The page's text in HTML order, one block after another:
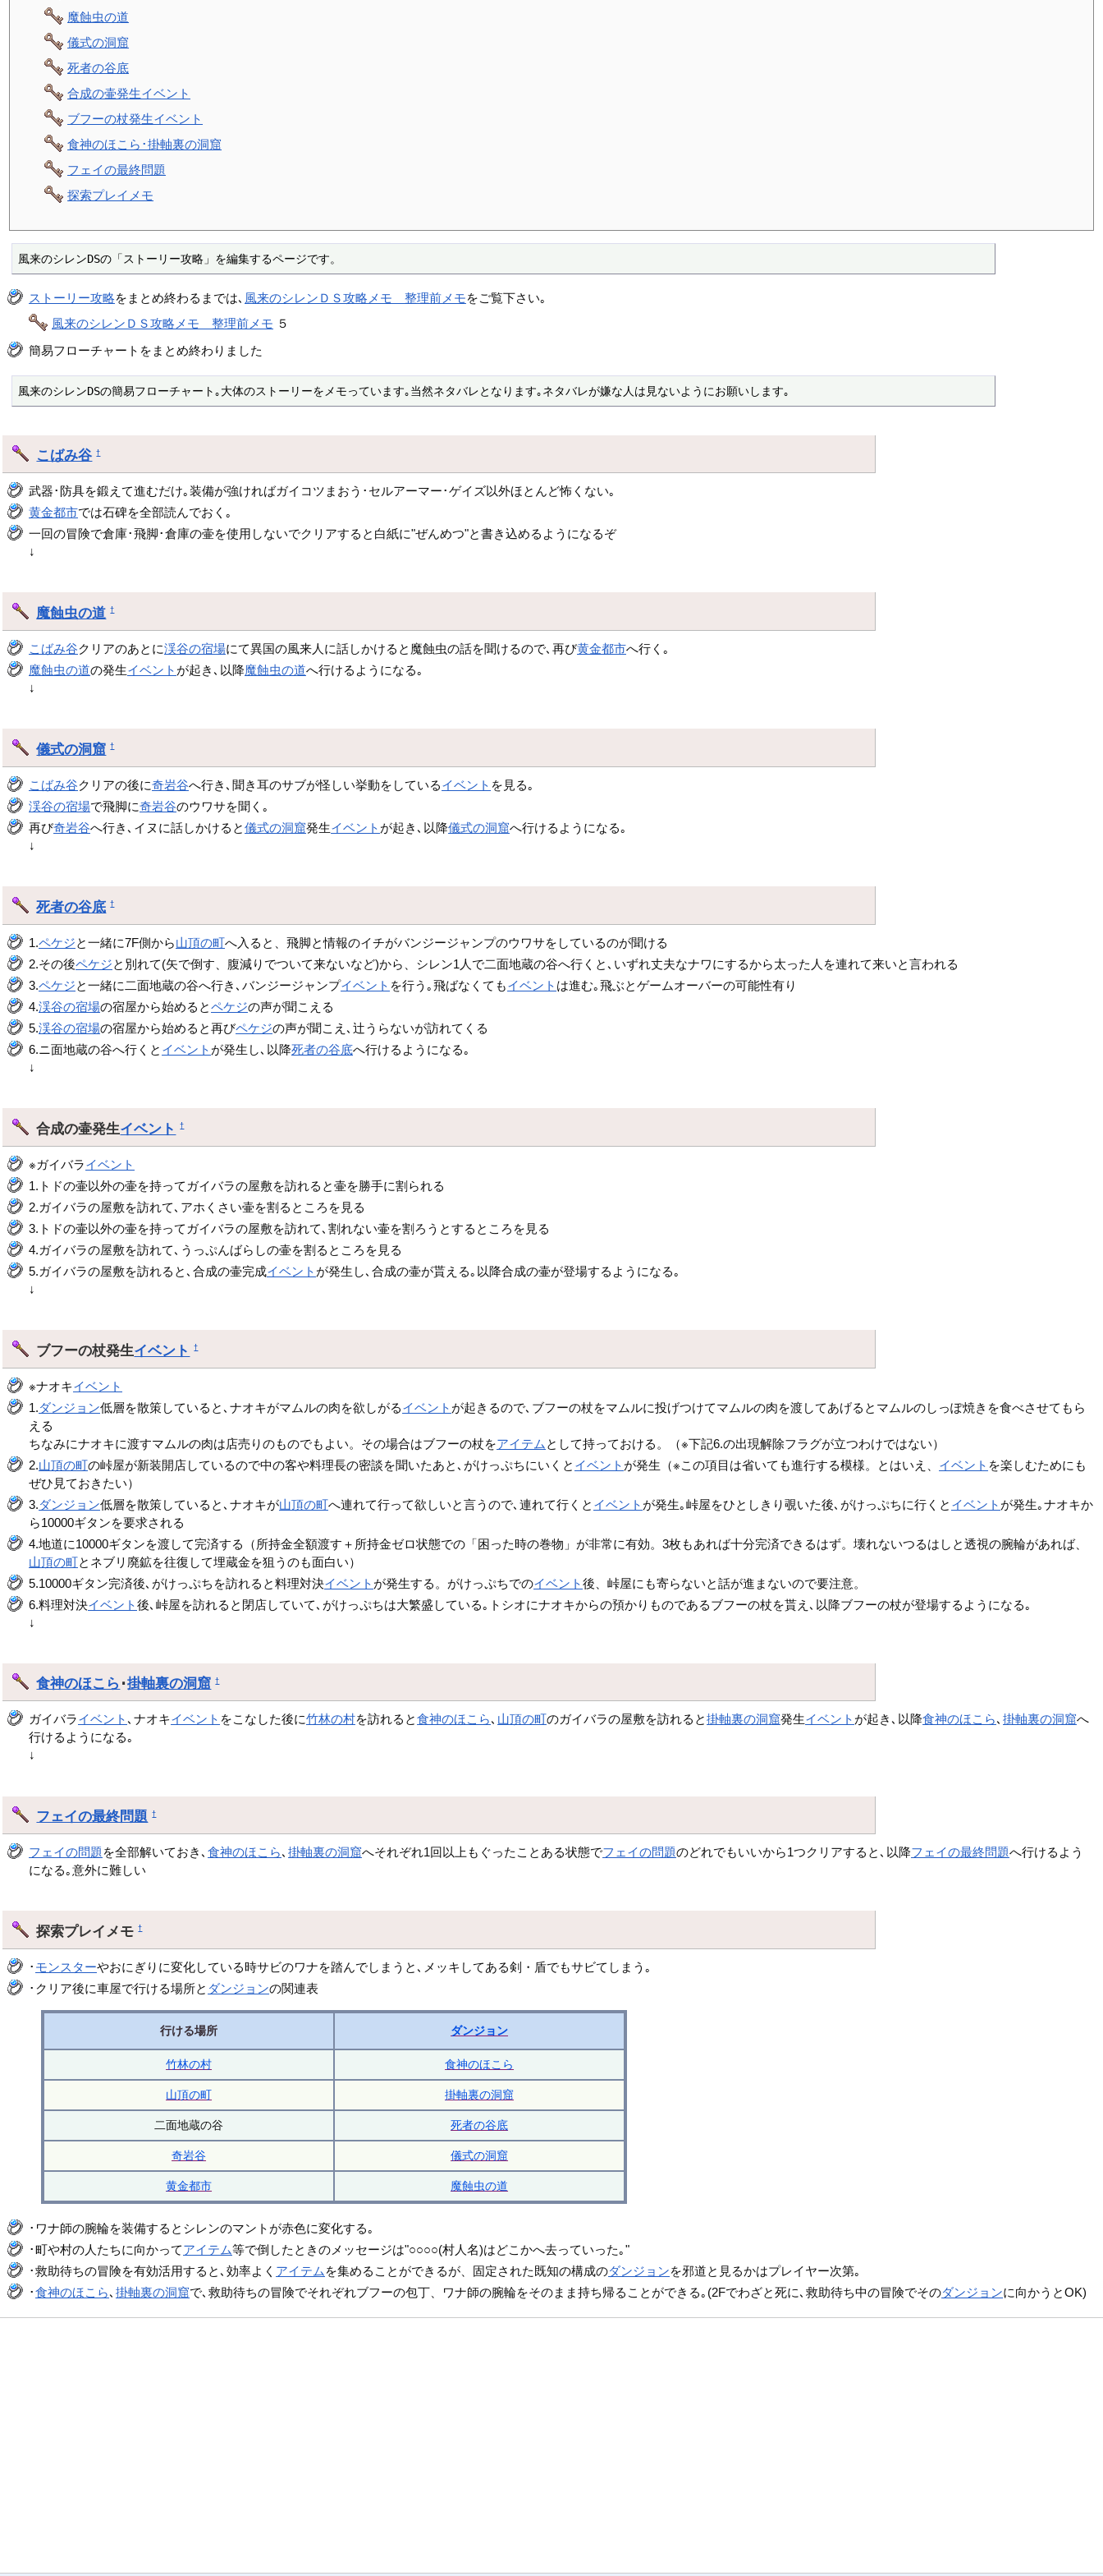
魔蝕虫の道
儀式の洞窟
死者の谷底
合成の壷発生イベント
ブフーの杖発生イベント
食神のほこら･掛軸裏の洞窟
フェイの最終問題
探索プレイメモ
風来のシレンDSの「ストーリー攻略」を編集するページです。
ストーリー攻略をまとめ終わるまでは､ 風来のシレンＤＳ攻略メモ 整理前メモをご覧下さい｡
風来のシレンＤＳ攻略メモ 整理前メモ ５
簡易フローチャートをまとめ終わりました
風来のシレンDSの簡易フローチャート｡大体のストーリーをメモっています｡当然ネタバレとなります｡ネタバレが嫌な人は見ないようにお願いします｡
こばみ谷 †
武器･防具を鍛えて進むだけ｡装備が強ければガイコツまおう･セルアーマー･ゲイズ以外ほとんど怖くない｡
黄金都市では石碑を全部読んでおく｡
一回の冒険で倉庫･飛脚･倉庫の壷を使用しないでクリアすると白紙に"ぜんめつ"と書き込めるようになるぞ
↓
魔蝕虫の道 †
こばみ谷クリアのあとに渓谷の宿場にて異国の風来人に話しかけると魔蝕虫の話を聞けるので､再び黄金都市へ行く｡
魔蝕虫の道の発生イベント が起き､以降魔蝕虫の道へ行けるようになる｡
↓
儀式の洞窟 †
こばみ谷クリアの後に奇岩谷へ行き､聞き耳のサブが怪しい挙動をしているイベント を見る｡
渓谷の宿場で飛脚に奇岩谷のウワサを聞く｡
再び奇岩谷へ行き､イヌに話しかけると儀式の洞窟発生イベント が起き､以降儀式の洞窟へ行けるようになる｡
↓
死者の谷底 †
1.ペケジと一緒に7F側から山頂の町へ入ると、飛脚と情報のイチがバンジージャンプのウワサをしているのが聞ける
2.その後ペケジと別れて(矢で倒す、腹減りでついて来ないなど)から、シレン1人で二面地蔵の谷へ行くと､いずれ丈夫なナワにするから太った人を連れて来いと言われる
3.ペケジと一緒に二面地蔵の谷へ行き､バンジージャンプイベント を行う｡飛ばなくてもイベント は進む｡飛ぶとゲームオーバーの可能性有り
4.渓谷の宿場の宿屋から始めるとペケジの声が聞こえる
5.渓谷の宿場の宿屋から始めると再びペケジの声が聞こえ､辻うらないが訪れてくる
6.ニ面地蔵の谷へ行くと イベント が発生し､以降死者の谷底へ行けるようになる｡
↓
合成の壷発生イベント †
※ガイバライベント
1.トドの壷以外の壷を持ってガイバラの屋敷を訪れると壷を勝手に割られる
2.ガイバラの屋敷を訪れて､アホくさい壷を割るところを見る
3.トドの壷以外の壷を持ってガイバラの屋敷を訪れて､割れない壷を割ろうとするところを見る
4.ガイバラの屋敷を訪れて､うっぷんばらしの壷を割るところを見る
5.ガイバラの屋敷を訪れると､合成の壷完成イベント が発生し､合成の壷が貰える｡以降合成の壷が登場するようになる｡
↓
ブフーの杖発生イベント †
※ナオキイベント
1.ダンジョン低層を散策していると､ナオキがマムルの肉を欲しがるイベント が起きるので､ブフーの杖をマムルに投げつけてマムルの肉を渡してあげるとマムルのしっぽ焼きを食べさせてもら
える
ちなみにナオキに渡すマムルの肉は店売りのものでもよい。その場合はブフーの杖をアイテム として持っておける。（※下記6.の出現解除フラグが立つわけではない）
2.山頂の町の峠屋が新装開店しているので中の客や料理長の密談を聞いたあと､がけっぷちにいくと イベント が発生（※この項目は省いても進行する模様。とはいえ、 イベント を楽しむためにも
ぜひ見ておきたい）
3.ダンジョン低層を散策していると､ナオキが山頂の町へ連れて行って欲しいと言うので､連れて行くと イベント が発生｡峠屋をひとしきり覗いた後､がけっぷちに行くと イベント が発生｡ナオキか
ら10000ギタンを要求される
4.地道に10000ギタンを渡して完済する（所持金全額渡す＋所持金ゼロ状態での「困った時の巻物」が非常に有効。3枚もあれば十分完済できるはず。壊れないつるはしと透視の腕輪があれば、
山頂の町とネブリ廃鉱を往復して埋蔵金を狙うのも面白い）
5.10000ギタン完済後､がけっぷちを訪れると料理対決イベント が発生する。がけっぷちでのイベント後、峠屋にも寄らないと話が進まないので要注意。
6.料理対決イベント後､峠屋を訪れると閉店していて､がけっぷちは大繁盛している｡トシオにナオキからの預かりものであるブフーの杖を貰え､以降ブフーの杖が登場するようになる｡
↓
食神のほこら ･掛軸裏の洞窟 †
ガイバライベント ､ナオキイベント をこなした後に竹林の村を訪れると食神のほこら､ 山頂の町のガイバラの屋敷を訪れると掛軸裏の洞窟発生イベント が起き､以降食神のほこら､掛軸裏の洞窟へ
行けるようになる｡
↓
フェイの最終問題 †
フェイの問題 を全部解いておき､食神のほこら､掛軸裏の洞窟へそれぞれ1回以上もぐったことある状態でフェイの問題のどれでもいいから1つクリアすると､以降フェイの最終問題へ行けるよう
になる｡意外に難しい
探索プレイメモ†
･ モンスターやおにぎりに変化している時サビのワナを踏んでしまうと､メッキしてある剣・盾でもサビてしまう｡
･クリア後に車屋で行ける場所と ダンジョンの関連表
行ける場所 ダンジョン
竹林の村 食神のほこら
山頂の町 掛軸裏の洞窟
二面地蔵の谷 死者の谷底
奇岩谷 儀式の洞窟
黄金都市 魔蝕虫の道
･ワナ師の腕輪を装備するとシレンのマントが赤色に変化する｡
･町や村の人たちに向かってアイテム等で倒したときのメッセージは"○○○○(村人名)はどこかへ去っていった｡"
･救助待ちの冒険を有効活用すると､効率よく アイテム を集めることができるが、固定された既知の構成のダンジョンを邪道と見るかはプレイヤー次第｡
･食神のほこら､掛軸裏の洞窟で､救助待ちの冒険でそれぞれブフーの包丁、ワナ師の腕輪をそのまま持ち帰ることができる｡(2Fでわざと死に､救助待ち中の冒険でそのダンジョンに向かうとOK)